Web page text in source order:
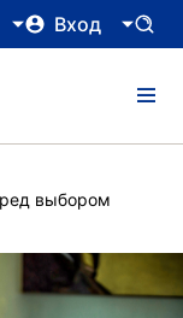
Вход
выбором